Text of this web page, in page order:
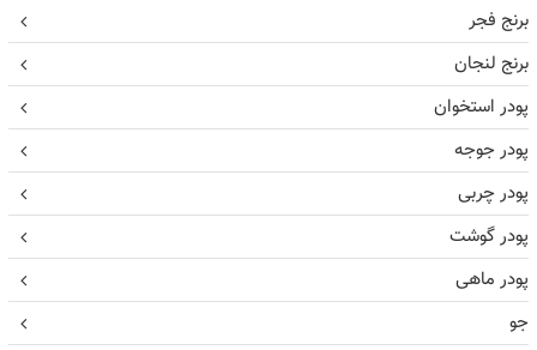
برنج فجر
برنج لنجان
پودر استخوان
پودر جوجه
پودر چربی
پودر گوشت
پودر ماهی
جو